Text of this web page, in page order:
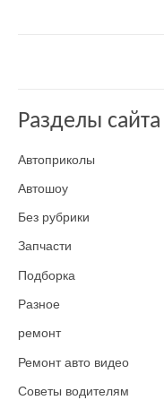
Разделы сайта
Автоприколы
Автошоу
Без рубрики
Запчасти
Подборка
Разное
ремонт
Ремонт авто видео
Советы водителям